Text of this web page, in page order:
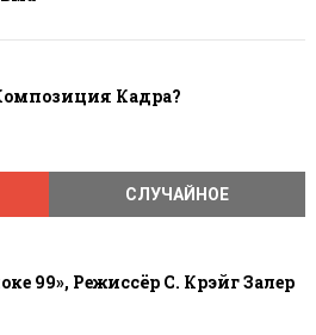
Кадра?
СЛУЧАЙНОЕ
99», Режиссёр С. Крэйг Залер